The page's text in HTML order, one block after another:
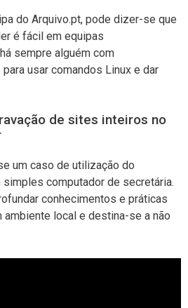
do Arquivo.pt, pode dizer-se que
é fácil em equipas
sempre alguém com
usar comandos Linux e dar
de sites inteiros no
um caso de utilização do
computador de secretária.
conhecimentos e práticas
local e destina-se a não